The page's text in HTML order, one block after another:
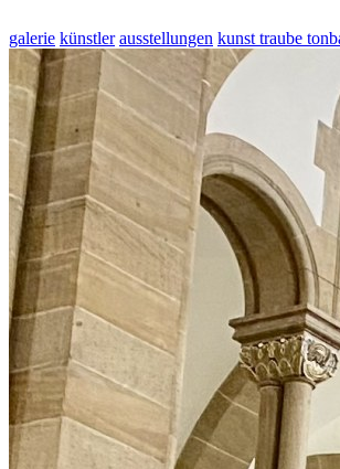
galerie künstler ausstellungen kunst traube